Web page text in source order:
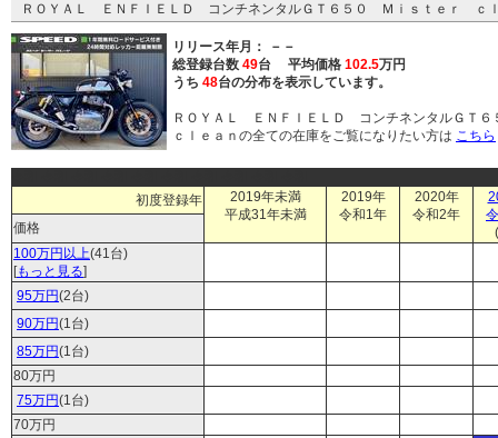
ＲＯＹＡＬ ＥＮＦＩＥＬＤ コンチネンタルＧＴ６５０ Ｍｉｓｔｅｒ ｃ
リリース年月： －－
総登録台数 49台 平均価格 102.5万円
うち 48台の分布を表示しています。
ＲＯＹＡＬ ＥＮＦＩＥＬＤ コンチネンタルＧＴ
ｃｌｅａｎの全ての在庫をご覧になりたい方は こちら
初度登録年
2019年未満
平成31年未満
2019年
令和1年
2020年
令和2年
価格
100万円以上(41台)
[もっと見る]
95万円(2台)
90万円(1台)
85万円(1台)
80万円
75万円(1台)
70万円